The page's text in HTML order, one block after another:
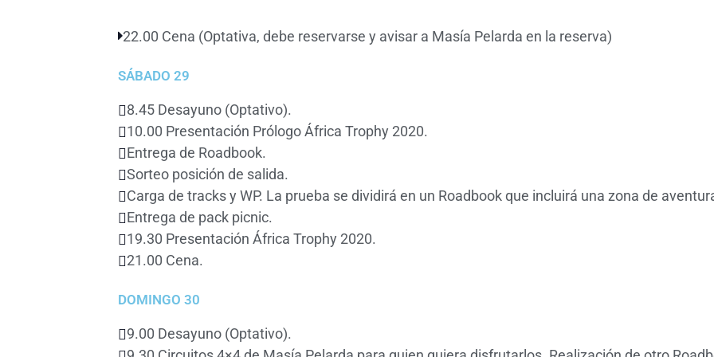
22.00 Cena (Optativa, debe reservarse y avisar a Masía Pelarda en la reserva)
SÁBADO 29
8.45 Desayuno (Optativo).
10.00 Presentación Prólogo África Trophy 2020.
Entrega de Roadbook.
Sorteo posición de salida.
Carga de tracks y WP. La prueba se dividirá en un Roadbook que incluirá una zona de
Entrega de pack picnic.
19.30 Presentación África Trophy 2020.
21.00 Cena.
DOMINGO 30
9.00 Desayuno (Optativo).